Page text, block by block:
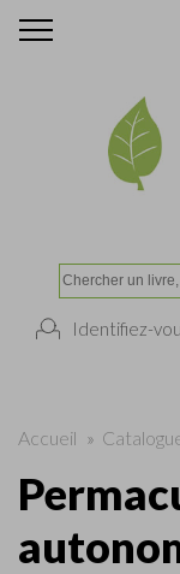
Identifiez-
Accueil »